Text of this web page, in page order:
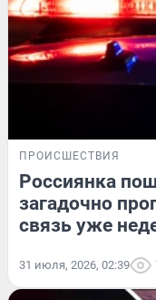
ПРОИСШЕСТВИЯ
Россиянка
загадочно
связь уже
31 июля, 2026, 02:39